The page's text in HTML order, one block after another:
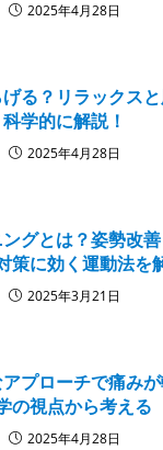
2025年4月28日
る？リラックス
科学的に解説！
2025年4月28日
グとは？姿勢改善
策に効く運動法を
2025年3月21日
プローチで痛み
の視点から考える
2025年4月28日